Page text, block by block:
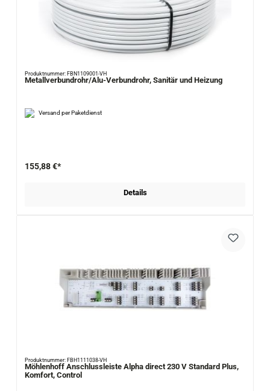
Produktnummer: FBN1109001-VH
Metallverbundrohr/Alu-Verbundrohr, Sanitär und Heizung
Versand per Paketdienst
155,88 €*
Details
Produktnummer: FBH1111038-VH
Möhlenhoff Anschlussleiste Alpha direct 230 V Standard Plus,
Komfort, Control